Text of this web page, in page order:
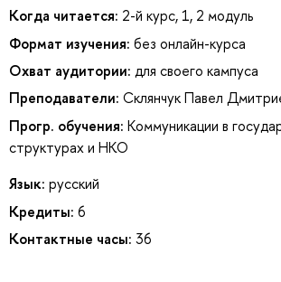
Когда читается: 2-й курс, 1, 2 модуль
Формат изучения: без онлайн-курса
Охват аудитории: для своего кампуса
Преподаватели: Склянчук Павел
Прогр. обучения: Коммуникации в
структурах и НКО
Язык: русский
Кредиты: 6
Контактные часы: 36